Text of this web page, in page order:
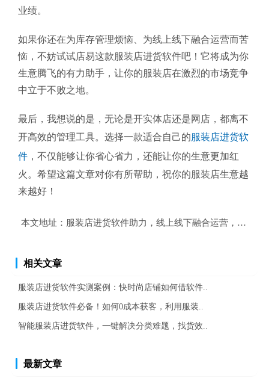
业绩。
如果你还在为库存管理烦恼、为线上线下融合运营而苦
恼，不妨试试店易这款服装店进货软件吧！它将成为你
生意腾飞的有力助手，让你的服装店在激烈的市场竞争
中立于不败之地。
最后，我想说的是，无论是开实体店还是网店，都离不
开高效的管理工具。选择一款适合自己的服装店进货软
件 ，不仅能够让你省心省力，还能让你的生意更加红
火。希望这篇文章对你有所帮助，祝你的服装店生意越
来越好！
本文地址： 服装店进货软件助力，线上线下融合运营，掌握私
相关文章
服装店进货软件实测案例：快时尚店铺如何借软件..
服装店进货软件必备！如何0成本获客，利用服装..
智能服装店进货软件，一键解决分类难题，找货效..
最新文章